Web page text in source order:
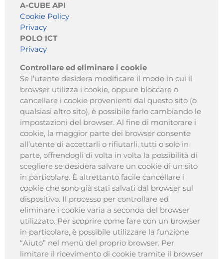
A-CUBE API
Cookie Policy
Privacy
POLO ICT
Privacy
Controllare ed eliminare i cookie
Se l’utente desidera modificare il modo in cui il
browser utilizza i cookie, oppure bloccare o
cancellare i cookie provenienti dal questo sito (o
qualsiasi altro sito), è possibile farlo cambiando le
impostazioni del browser. Al fine di monitorare i
cookie, la maggior parte dei browser consente
all’utente di accettarli o rifiutarli, tutti o solo in
parte, offrendogli di volta in volta la possibilità di
scegliere se desidera salvare un cookie di un sito
in particolare. È altrettanto facile cancellare i
cookie che sono già stati salvati dal browser sul
dispositivo. Il processo per controllare ed
eliminare i cookie varia a seconda del browser
utilizzato. Per scoprire come fare con un browser
in particolare, è possibile utilizzare la funzione
“Aiuto” nel menù del proprio browser. Per
limitare il ricevimento di cookie tramite il browser